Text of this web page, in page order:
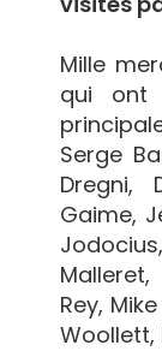
Mille
qui ont
Serge
Dregni,
Gaime,
Rey,
Woollett,